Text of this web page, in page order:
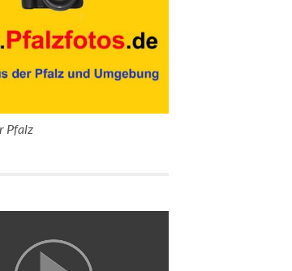
Pfalz